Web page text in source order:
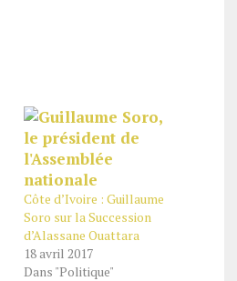
Côte d’Ivoire : Guillaume
Soro sur la Succession
d’Alassane Ouattara
18 avril 2017
Dans "Politique"